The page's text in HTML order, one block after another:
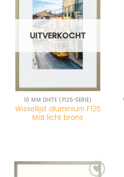
UITVERKOCHT
10 MM DIKTE (F125-SERIE)
Wissellijst aluminium F125
Mat licht brons